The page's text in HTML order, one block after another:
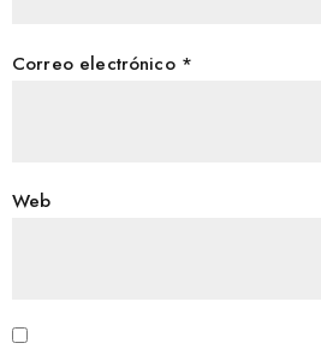
Correo electrónico *
Web